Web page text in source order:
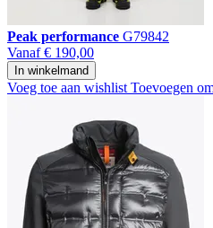
Peak performance G79842
Vanaf € 190,00
In winkelmand
Voeg toe aan wishlist Toevoegen